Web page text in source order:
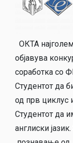
ОКТА
објавува
соработка со
Студентот да
од прв циклус
Студентот да
англиски